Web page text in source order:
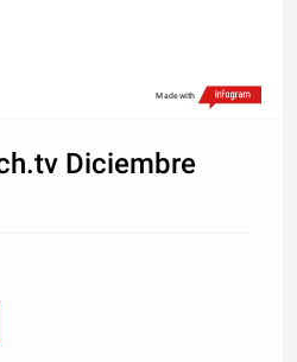
Made with
Diciembre